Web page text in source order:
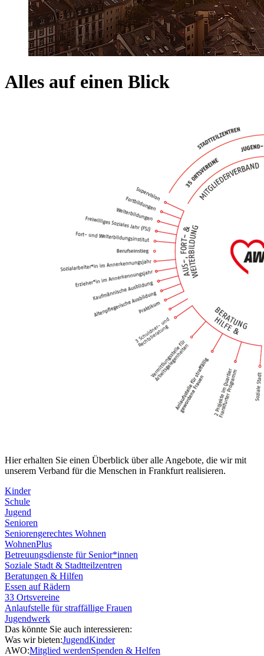
Alles auf einen Blick
Hier erhalten Sie einen Überblick über alle Angebote, die wir mit
unserem Verband für die Menschen in Frankfurt realisieren.
Kinder
Schule
Jugend
Senioren
Seniorengerechtes Wohnen
WohnenPlus
Betreuungsdienste für Senior*innen
Soziale Stadt & Stadtteilzentren
Beratungen & Hilfen
Essen auf Rädern
33 Ortsvereine
Anlaufstelle für straffällige Frauen
Jugendwerk
Das könnte Sie auch interessieren:
Was wir bieten:JugendKinder
AWO:Mitglied werdenSpenden & Helfen